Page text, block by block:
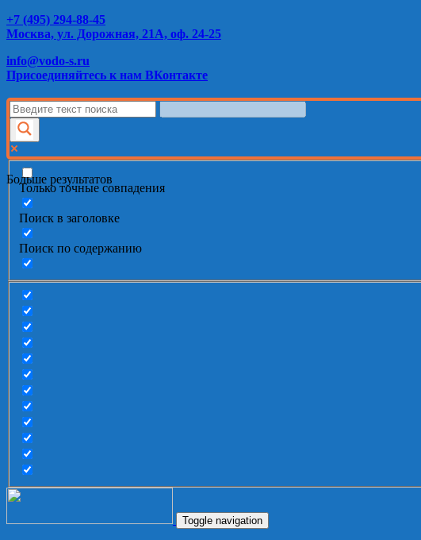
+7 (495) 294-88-45
Москва, ул. Дорожная, 21А, оф. 24-25
info@vodo-s.ru
Присоединяйтесь к нам ВКонтакте
Больше результатов
Только точные совпадения
Поиск в заголовке
Поиск по содержанию
Toggle navigation